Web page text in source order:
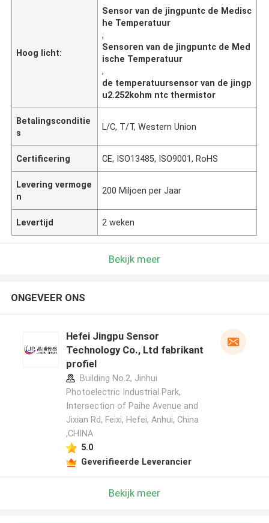
Hoog licht:
Sensor van de jingpuntc de Medisc
he Temperatuur
,
Sensoren van de jingpuntc de Med
ische Temperatuur
,
de temperatuursensor van de jingp
u2.252kohm ntc thermistor
Betalingsconditie
s
L/C, T/T, Western Union
Certificering CE, ISO13485, ISO9001, RoHS
Levering vermoge
n
200 Miljoen per Jaar
Levertijd 2 weken
Bekijk meer
ONGEVEER ONS
Hefei Jingpu Sensor
Technology Co., Ltd fabrikant
profiel
Building No.2, Jinhui
Photoelectric Industrial Park,
Intersection of Paihe Avenue and
Jixian Rd, Feixi, Hefei, Anhui, China
,CHINA
5.0
Geverifieerde Leverancier
Bekijk meer